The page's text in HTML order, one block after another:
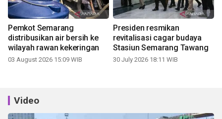
Pemkot Semarang
distribusikan air bersih ke
wilayah rawan kekeringan
03 August 2026 15:09 WIB
Presiden resmikan
revitalisasi cagar budaya
Stasiun Semarang Tawang
30 July 2026 18:11 WIB
Video